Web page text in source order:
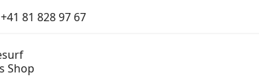
+41 81 828 97 67